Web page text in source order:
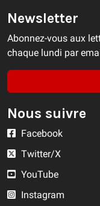
Newsletter
Abonnez-vous aux
chaque lundi par
Nous suivre
Facebook
Twitter/X
YouTube
Instagram